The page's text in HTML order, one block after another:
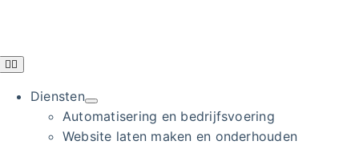
Toggle
Navigation
Diensten
Automatisering en bedrijfsvoering
Website laten maken en onderhouden